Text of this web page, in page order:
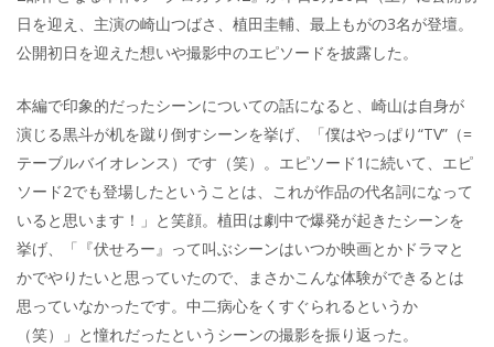
日を迎え、主演の崎山つばさ、植田圭輔、最上もがの3名が登壇。
公開初日を迎えた想いや撮影中のエピソードを披露した。
本編で印象的だったシーンについての話になると、崎山は自身が
演じる黒斗が机を蹴り倒すシーンを挙げ、「僕はやっぱり“TV”（=
テーブルバイオレンス）です（笑）。エピソード1に続いて、エピ
ソード2でも登場したということは、これが作品の代名詞になって
いると思います！」と笑顔。植田は劇中で爆発が起きたシーンを
挙げ、「『伏せろー』って叫ぶシーンはいつか映画とかドラマと
かでやりたいと思っていたので、まさかこんな体験ができるとは
思っていなかったです。中二病心をくすぐられるというか
（笑）」と憧れだったというシーンの撮影を振り返った。